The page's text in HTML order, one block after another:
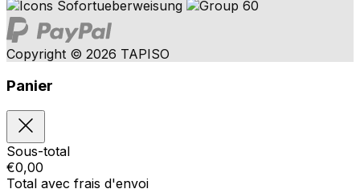
Copyright © 2026 TAPISO
Panier
Sous-total
€0,00
Total avec frais d'envoi